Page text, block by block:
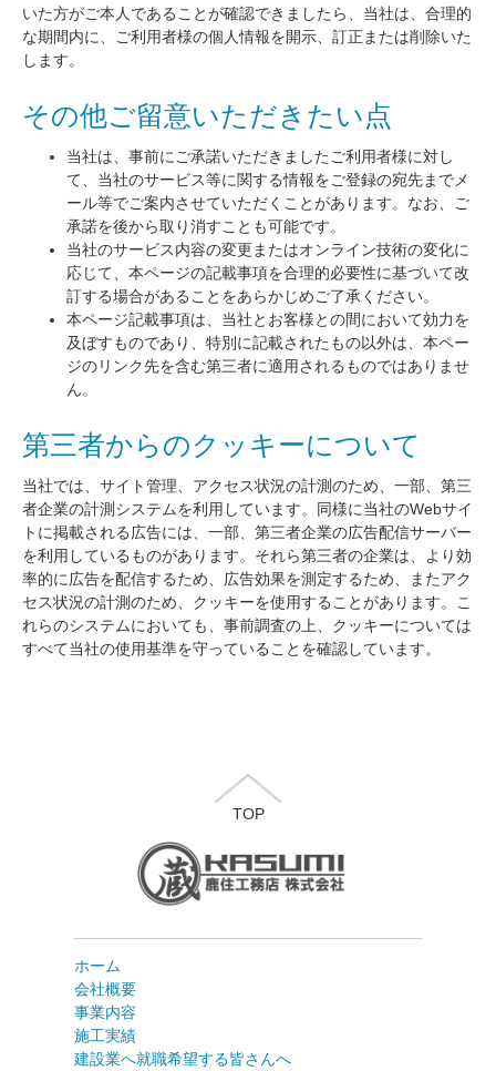
いた方がご本人であることが確認できましたら、当社は、合理的
な期間内に、ご利用者様の個人情報を開示、訂正または削除いた
します。
その他ご留意いただきたい点
当社は、事前にご承諾いただきましたご利用者様に対し
て、当社のサービス等に関する情報をご登録の宛先までメ
ール等でご案内させていただくことがあります。なお、ご
承諾を後から取り消すことも可能です。
当社のサービス内容の変更またはオンライン技術の変化に
応じて、本ページの記載事項を合理的必要性に基づいて改
訂する場合があることをあらかじめご了承ください。
本ページ記載事項は、当社とお客様との間において効力を
及ぼすものであり、特別に記載されたもの以外は、本ペー
ジのリンク先を含む第三者に適用されるものではありませ
ん。
第三者からのクッキーについて
当社では、サイト管理、アクセス状況の計測のため、一部、第三
者企業の計測システムを利用しています。同様に当社のWebサイ
トに掲載される広告には、一部、第三者企業の広告配信サーバー
を利用しているものがあります。それら第三者の企業は、より効
率的に広告を配信するため、広告効果を測定するため、またアク
セス状況の計測のため、クッキーを使用することがあります。こ
れらのシステムにおいても、事前調査の上、クッキーについては
すべて当社の使用基準を守っていることを確認しています。
TOP
ホーム
会社概要
事業内容
施工実績
建設業へ就職希望する皆さんへ